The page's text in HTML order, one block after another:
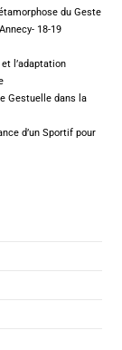
du Geste
18-19
l’adaptation
Gestuelle dans la
d’un Sportif pour